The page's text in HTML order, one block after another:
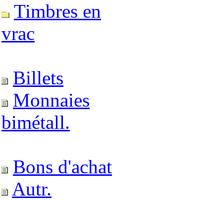
Timbres en
vrac
Billets
Monnaies
bimétall.
Bons d'achat
Autr.